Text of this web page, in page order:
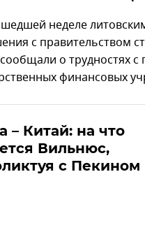
неделе
с правительством
о трудностях
финансовых
– Китай: на что
Вильнюс,
с Пекином